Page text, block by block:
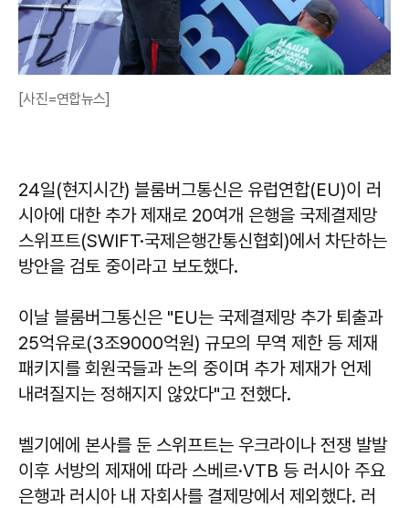
[사진=연합뉴스]
24일(현지시간) 블룸버그통신은 유럽연합(EU)이 러
시아에 대한 추가 제재로 20여개 은행을 국제결제망
스위프트(SWIFT·국제은행간통신협회)에서 차단하는
방안을 검토 중이라고 보도했다.
이날 블룸버그통신은 "EU는 국제결제망 추가 퇴출과
25억유로(3조9000억원) 규모의 무역 제한 등 제재
패키지를 회원국들과 논의 중이며 추가 제재가 언제
내려질지는 정해지지 않았다"고 전했다.
벨기에에 본사를 둔 스위프트는 우크라이나 전쟁 발발
이후 서방의 제재에 따라 스베르·VTB 등 러시아 주요
은행과 러시아 내 자회사를 결제망에서 제외했다. 러